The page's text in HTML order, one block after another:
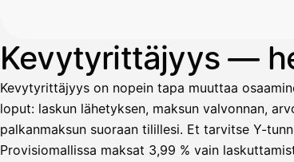
Kevytyrittäjyys —
Kevytyrittäjyys on nopein tapa muuttaa
loput: laskun lähetyksen, maksun valvonnan,
palkanmaksun suoraan tilillesi. Et tarvitse Y-
Provisiomallissa maksat 3,99 % vain